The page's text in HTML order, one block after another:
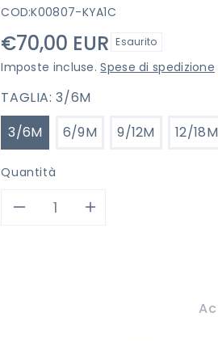
COD:K00807-KYA1C
Prezzo
di
listino
€70,00 EUR Esaurito
Imposte incluse.Spese di spedizione
TAGLIA:3/6M
3/6M
6/9M 9/12M 12/18M
Quantità
DiminuisciAumenta